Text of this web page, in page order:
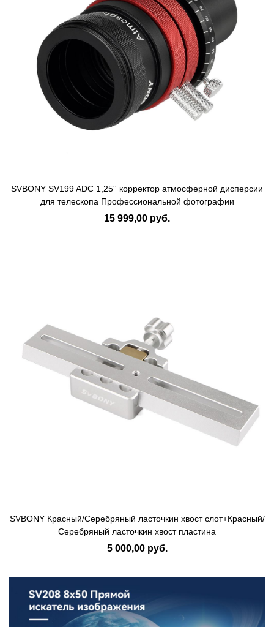
SVBONY SV199 ADC 1,25'' корректор атмосферной дисперсии
для телескопа Профессиональной фотографии
15 999,00 руб.
SVBONY Красный/Серебряный ласточкин хвост слот+Красный/
Серебряный ласточкин хвост пластина
5 000,00 руб.